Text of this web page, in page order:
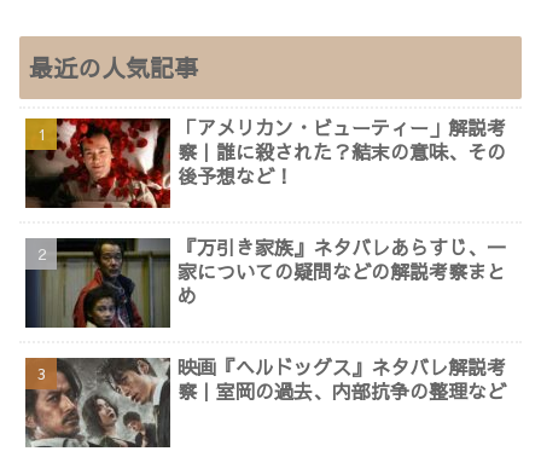
最近の人気記事
「アメリカン・ビューティー」解説考
察｜誰に殺された？結末の意味、その
後予想など！
『万引き家族』ネタバレあらすじ、一
家についての疑問などの解説考察まと
め
映画『ヘルドッグス』ネタバレ解説考
察｜室岡の過去、内部抗争の整理など